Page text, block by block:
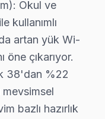
televizyonun
montajı ve ayarı
ile estetik kurulum
ve yayın ayarları
ve harici cihaz
Okul ve
kullanımlı
artan yük Wi-
öne çıkarıyor.
38'dan %22
mevsimsel
bazlı hazırlık